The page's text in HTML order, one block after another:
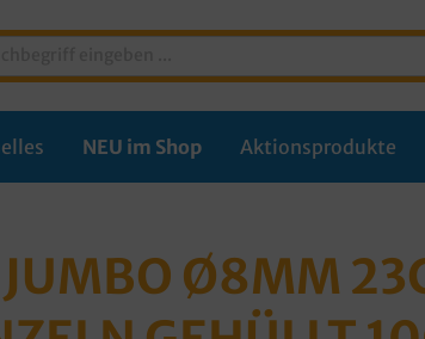
NEU im Shop Aktionsprodukte
Ø8MM